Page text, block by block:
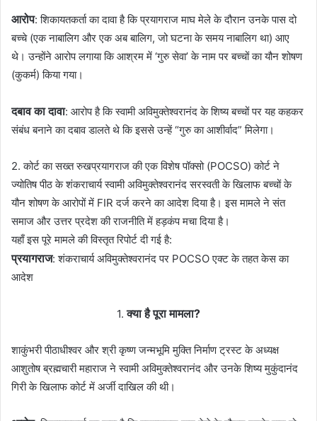
आरोप: शिकायतकर्ता का दावा है कि प्रयागराज माघ मेले के दौरान उनके पास दो
बच्चे (एक नाबालिग और एक अब बालिग, जो घटना के समय नाबालिग था) आए
थे। उन्होंने आरोप लगाया कि आश्रम में ‘गुरु सेवा’ के नाम पर बच्चों का यौन शोषण
(कुकर्म) किया गया।
दबाव का दावा: आरोप है कि स्वामी अविमुक्तेश्वरानंद के शिष्य बच्चों पर यह कहकर
संबंध बनाने का दबाव डालते थे कि इससे उन्हें “गुरु का आशीर्वाद” मिलेगा।
2. कोर्ट का सख्त रुखप्रयागराज की एक विशेष पॉक्सो (POCSO) कोर्ट ने
ज्योतिष पीठ के शंकराचार्य स्वामी अविमुक्तेश्वरानंद सरस्वती के खिलाफ बच्चों के
यौन शोषण के आरोपों में FIR दर्ज करने का आदेश दिया है। इस मामले ने संत
समाज और उत्तर प्रदेश की राजनीति में हड़कंप मचा दिया है।
यहाँ इस पूरे मामले की विस्तृत रिपोर्ट दी गई है:
प्रयागराज: शंकराचार्य अविमुक्तेश्वरानंद पर POCSO एक्ट के तहत केस का
आदेश
1.क्या है पूरा मामला?
शाकुंभरी पीठाधीश्वर और श्री कृष्ण जन्मभूमि मुक्ति निर्माण ट्रस्ट के अध्यक्ष
आशुतोष ब्रह्मचारी महाराज ने स्वामी अविमुक्तेश्वरानंद और उनके शिष्य मुकुंदानंद
गिरी के खिलाफ कोर्ट में अर्जी दाखिल की थी।